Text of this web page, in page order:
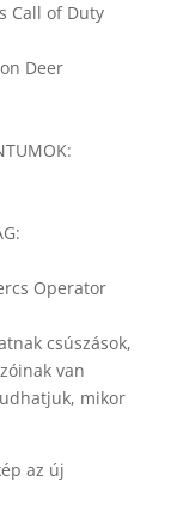
Call of Duty
Deer
Operator
csúszások,
van
mikor
az új